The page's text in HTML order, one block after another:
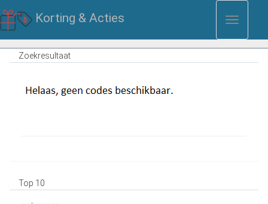
Toggle
Korting & Acties
Zoekresultaat
Top 10